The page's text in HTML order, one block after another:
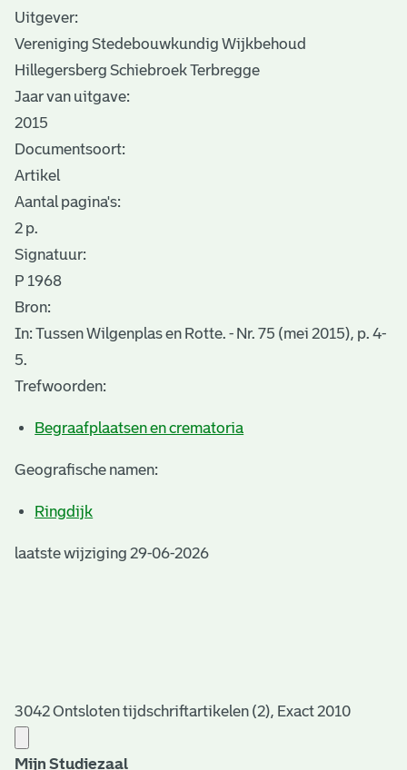
Uitgever:
Vereniging Stedebouwkundig Wijkbehoud
Hillegersberg Schiebroek Terbregge
Jaar van uitgave:
2015
Documentsoort:
Artikel
Aantal pagina's:
2 p.
Signatuur:
P 1968
Bron:
In: Tussen Wilgenplas en Rotte. - Nr. 75 (mei 2015), p. 4-
5.
Trefwoorden:
Begraafplaatsen en crematoria
Geografische namen:
Ringdijk
laatste wijziging 29-06-2026
3042 Ontsloten tijdschriftartikelen (2), Exact 2010
Mijn Studiezaal